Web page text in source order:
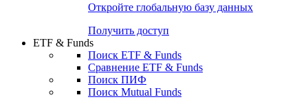
Откройте глобальную базу данных
Получить доступ
ETF & Funds
Поиск ETF & Funds
Сравнение ETF & Funds
Поиск ПИФ
Поиск Mutual Funds